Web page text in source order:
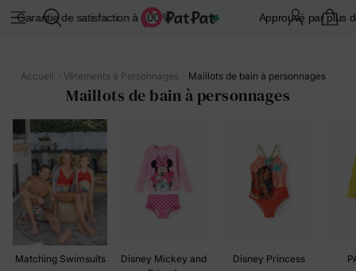
de satisfaction à 100 % Approuvé par plus de 5
Accueil Vêtements à Personnages Maillots de bain à personnages
Maillots de bain à personnages
Matching Swimsuits
Disney Mickey and
Disney Princess